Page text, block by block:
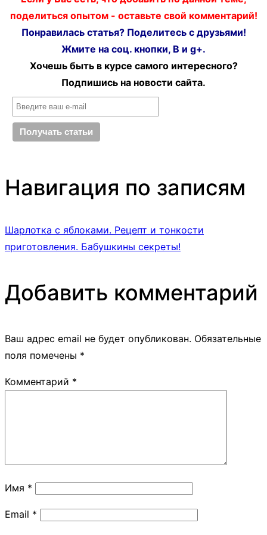
поделиться опытом - оставьте свой комментарий!
Понравилась статья? Поделитесь с друзьями!
Жмите на соц. кнопки, В и g+.
Хочешь быть в курсе самого интересного?
Подпишись на новости сайта.
Навигация по записям
Шарлотка с яблоками. Рецепт и тонкости
приготовления. Бабушкины секреты!
Добавить комментарий
Ваш адрес email не будет опубликован. Обязательные
поля помечены *
Комментарий *
Имя *
Email *